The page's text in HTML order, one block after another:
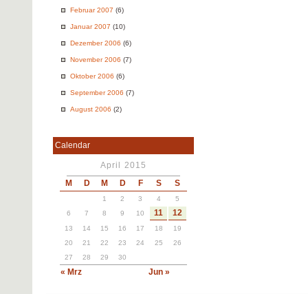
Februar 2007 (6)
Januar 2007 (10)
Dezember 2006 (6)
November 2006 (7)
Oktober 2006 (6)
September 2006 (7)
August 2006 (2)
Calendar
April 2015
M D M D F S S
« Mrz Jun »
1 2 3 4
5
6
7 8 9 10 11 12
13 14 15 16 17 18
19
20
21 22 23 24 25
26
27
28 29 30